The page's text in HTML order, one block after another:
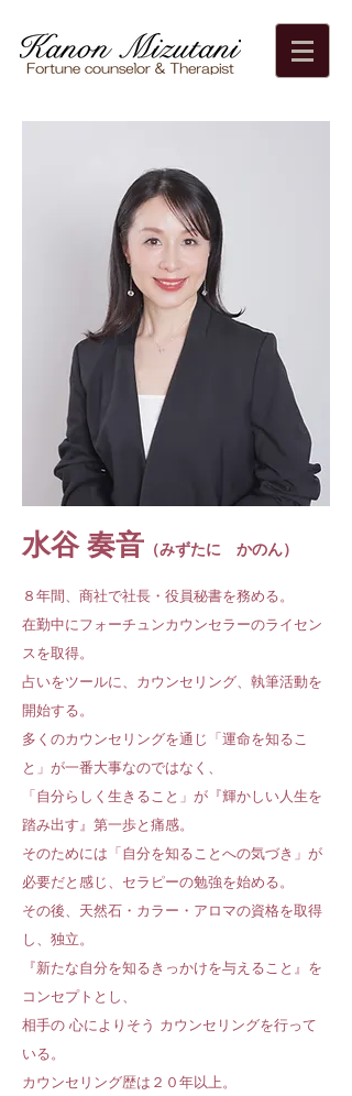
水谷 奏音 （みずたに かのん）
８年間、商社で社長・役員秘書を務める。
在勤中にフォーチュンカウンセラーのライセン
スを取得。
占いをツールに、カウンセリング、執筆活動を
開始する。
多くのカウンセリングを通じ「運命を知るこ
と」が一番大事なのではなく、
「自分らしく生きること」が『輝かしい人生を
踏み出す』第一歩と痛感。
そのためには「自分を知ることへの気づき」が
必要だと感じ、セラピーの勉強を始める。
その後、天然石・カラー・アロマの資格を取得
し、独立。
『新たな自分を知るきっかけを与えること』を
コンセプトとし、
相手の 心によりそう カウンセリングを行って
いる。
カウンセリング歴は２０年以上。